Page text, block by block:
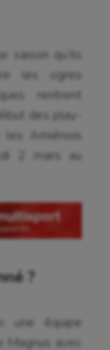
saison qu’ils
les ogres
rentrent
des play-
Amiénois
2 mars au
?
une équipe
avec